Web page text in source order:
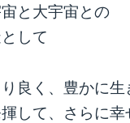
と大宇宙との
して
良く、豊かに生
して、さらに幸